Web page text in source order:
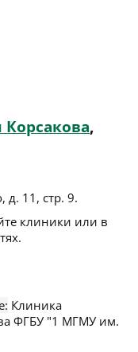
,
д. 11, стр. 9.
клиники или в
Клиника
ФГБУ "1 МГМУ им.